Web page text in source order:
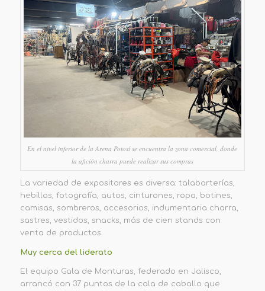
En el nivel inferior de la Arena Potosí se encuentra la zona comercial, donde
la afición charra puede realizar sus compras
La variedad de expositores es diversa: talabarterías,
hebillas, fotografía, autos, cinturones, ropa, botines,
camisas, sombreros, accesorios, indumentaria charra,
sastres, vestidos, snacks, más de cien stands con
venta de productos.
Muy cerca del liderato
El equipo Gala de Monturas , federado en Jalisco,
arrancó con 37 puntos de la cala de caballo que